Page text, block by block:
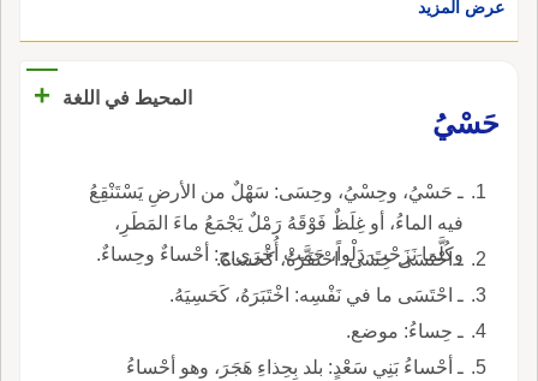
الماءِ نبعَ بارداً عذبّا، كما يحدث في إِقليم الأحساء
في شرقِيِّ جزيرة العرب. والجمع : حِسَاءٌ، وأَحْساءٌ.
عرض المزيد
المحيط في اللغة
+
حَسْيُ
ـ حَسْيُ، وحِسْيُ، وحِسَى: سَهْلٌ من الأرضِ يَسْتَنْقِعُ
فيه الماءُ، أو غِلَظٌ فَوْقَهُ رَمْلٌ يَجْمَعُ ماءَ المَطَرِ،
وكُلَّما نَزَحْتَ دَلْواً، جَمَّتْ أُخْرَى,ج: أحْساءٌ وحِساءٌ.
ـ احْتَسَى حِسَى: احْتَفَرَهُ، كَحساهُ.
ـ احْتَسَى ما في نَفْسِه: اخْتَبَرَهُ، كَحَسِيَهُ.
ـ حِساءُ: موضع.
ـ أحْساءُ بَنِي سَعْدٍ: بلد بِحِذاءِ هَجَرَ، وهو أحْساءُ